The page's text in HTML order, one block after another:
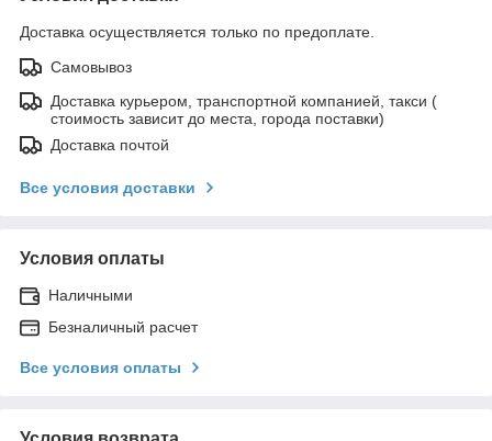
Доставка осуществляется только по предоплате.
Самовывоз
Доставка курьером, транспортной компанией, такси (
стоимость зависит до места, города поставки)
Доставка почтой
Все условия доставки
Условия оплаты
Наличными
Безналичный расчет
Все условия оплаты